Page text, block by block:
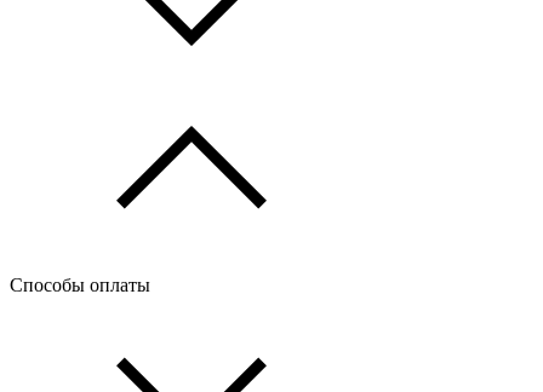
Способы оплаты